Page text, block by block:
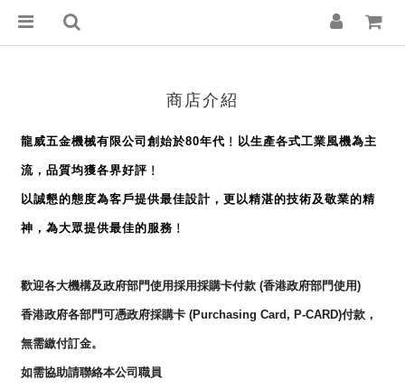
商店介紹
龍威五金機械有限公司創始於80年代﹗以生產各式工業風機為主
流，品質均獲各界好評﹗
以誠懇的態度為客戶提供最佳設計，更以精湛的技術及敬業的精
神，為大眾提供最佳的服務﹗
歡迎各大機構及政府部門使用採用採購卡付款 (香港政府部門使用)
香港政府各部門可憑政府採購卡 (Purchasing Card, P-CARD)付款，
無需繳付訂金。
如需協助請聯絡本公司職員